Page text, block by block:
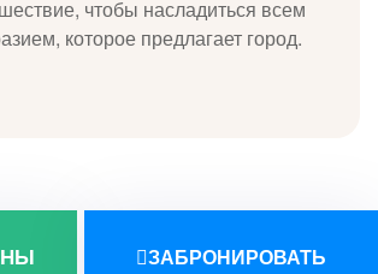
чтобы насладиться всем
которое предлагает город.
ЗАБРОНИРОВАТЬ